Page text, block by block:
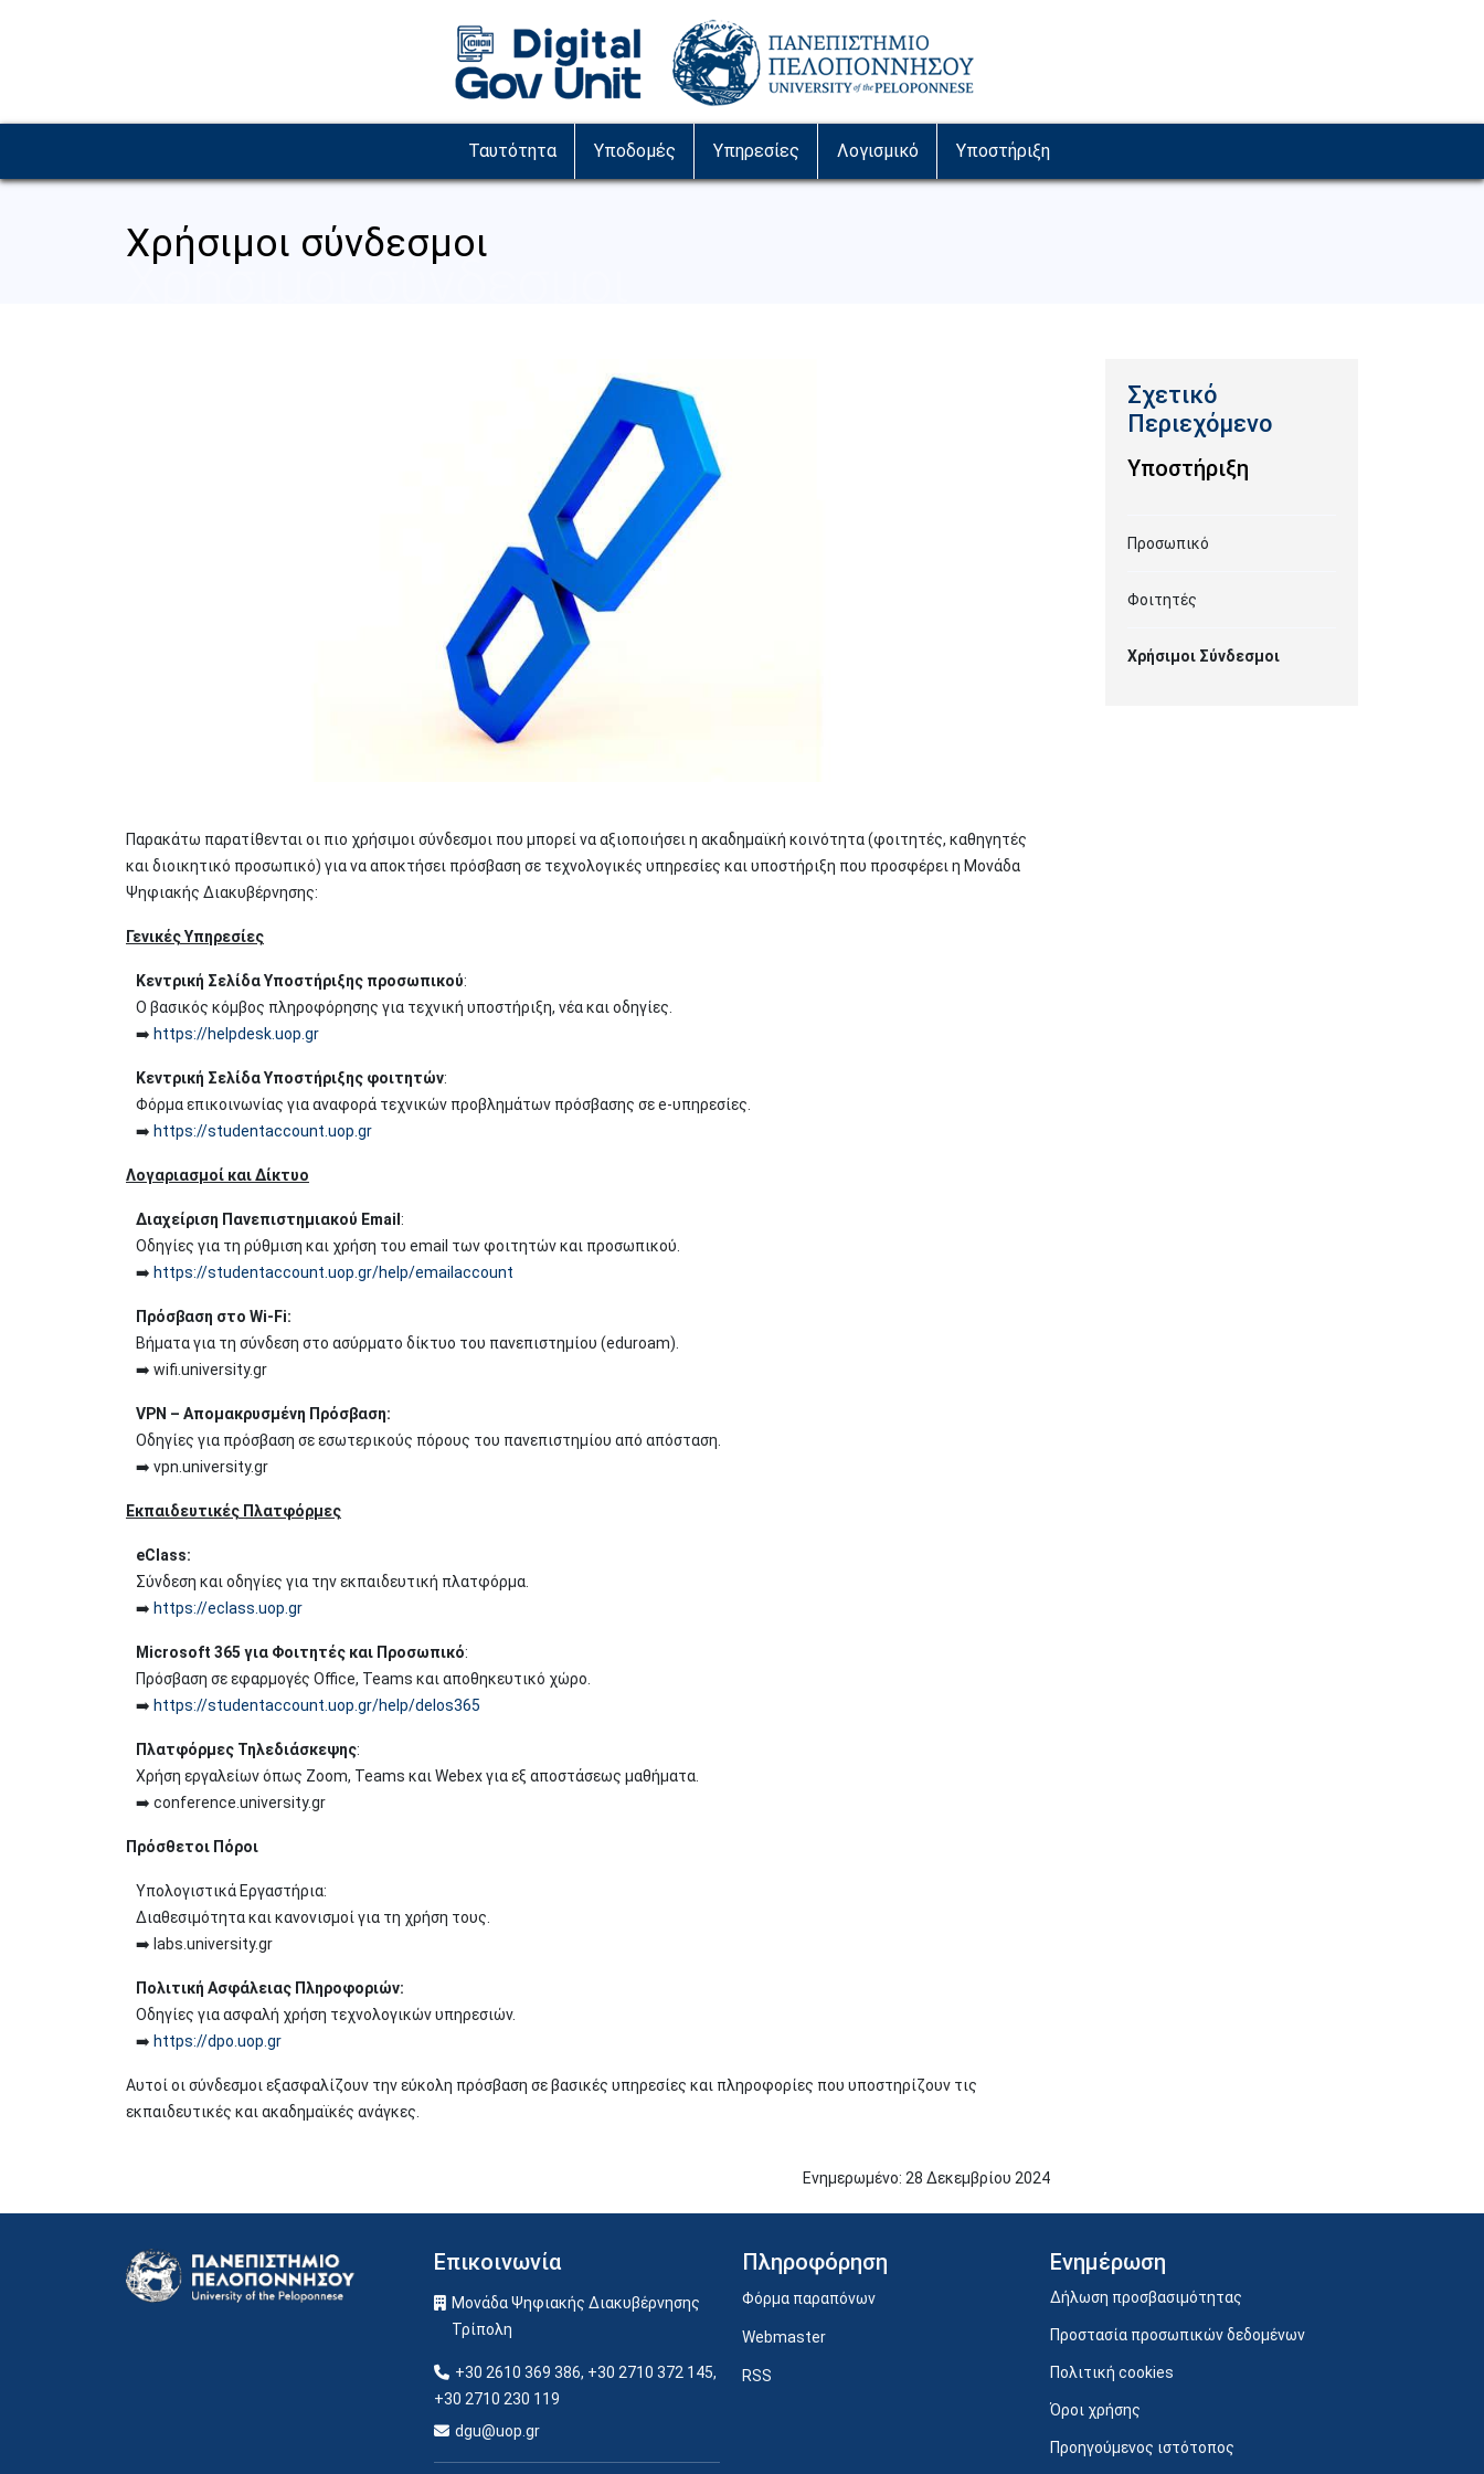
Image
Ταυτότητα Υποδομές Υπηρεσίες Λογισμικό Υποστήριξη
Χρήσιμοι σύνδεσμοι
Χρήσιμοι σύνδεσμοι
Παρακάτω παρατίθενται οι πιο χρήσιμοι σύνδεσμοι που μπορεί να αξιοποιήσει η ακαδημαϊκή κοινότητα (φοιτητές, καθηγητές
και διοικητικό προσωπικό) για να αποκτήσει πρόσβαση σε τεχνολογικές υπηρεσίες και υποστήριξη που προσφέρει η Μονάδα
Ψηφιακής Διακυβέρνησης:
Γενικές Υπηρεσίες
Κεντρική Σελίδα Υποστήριξης προσωπικού:
Ο βασικός κόμβος πληροφόρησης για τεχνική υποστήριξη, νέα και οδηγίες.
➡️ https://helpdesk.uop.gr
Κεντρική Σελίδα Υποστήριξης φοιτητών:
Φόρμα επικοινωνίας για αναφορά τεχνικών προβλημάτων πρόσβασης σε e-υπηρεσίες.
➡️ https://studentaccount.uop.gr
Λογαριασμοί και Δίκτυο
Διαχείριση Πανεπιστημιακού Email :
Οδηγίες για τη ρύθμιση και χρήση του email των φοιτητών και προσωπικού.
➡️ https://studentaccount.uop.gr/help/emailaccount
Πρόσβαση στο Wi-Fi:
Βήματα για τη σύνδεση στο ασύρματο δίκτυο του πανεπιστημίου (eduroam).
➡️ wifi.university.gr
VPN – Απομακρυσμένη Πρόσβαση:
Οδηγίες για πρόσβαση σε εσωτερικούς πόρους του πανεπιστημίου από απόσταση.
➡️ vpn.university.gr
Εκπαιδευτικές Πλατφόρμες
eClass:
Σύνδεση και οδηγίες για την εκπαιδευτική πλατφόρμα.
➡️ https://eclass.uop.gr
Microsoft 365 για Φοιτητές και Προσωπικό:
Πρόσβαση σε εφαρμογές Office, Teams και αποθηκευτικό χώρο.
➡️ https://studentaccount.uop.gr/help/delos365
Πλατφόρμες Τηλεδιάσκεψης:
Χρήση εργαλείων όπως Zoom, Teams και Webex για εξ αποστάσεως μαθήματα.
➡️ conference.university.gr
Πρόσθετοι Πόροι
Υπολογιστικά Εργαστήρια:
Διαθεσιμότητα και κανονισμοί για τη χρήση τους.
➡️ labs.university.gr
Πολιτική Ασφάλειας Πληροφοριών:
Οδηγίες για ασφαλή χρήση τεχνολογικών υπηρεσιών.
➡️ https://dpo.uop.gr
Αυτοί οι σύνδεσμοι εξασφαλίζουν την εύκολη πρόσβαση σε βασικές υπηρεσίες και πληροφορίες που υποστηρίζουν τις
εκπαιδευτικές και ακαδημαϊκές ανάγκες.
Ενημερωμένο: 28 Δεκεμβρίου 2024
Υποστήριξη
Προσωπικό
Φοιτητές
Χρήσιμοι Σύνδεσμοι
Image Επικοινωνία
Μονάδα Ψηφιακής Διακυβέρνησης
Τρίπολη
+30 2610 369 386, +30 2710 372 145,
+30 2710 230 119
dgu@uop.gr
Πληροφόρηση
Φόρμα παραπόνων
Webmaster
RSS
Ενημέρωση
Δήλωση προσβασιμότητας
Προστασία προσωπικών δεδομένων
Πολιτική cookies
Όροι χρήσης
Προηγούμενος ιστότοπος